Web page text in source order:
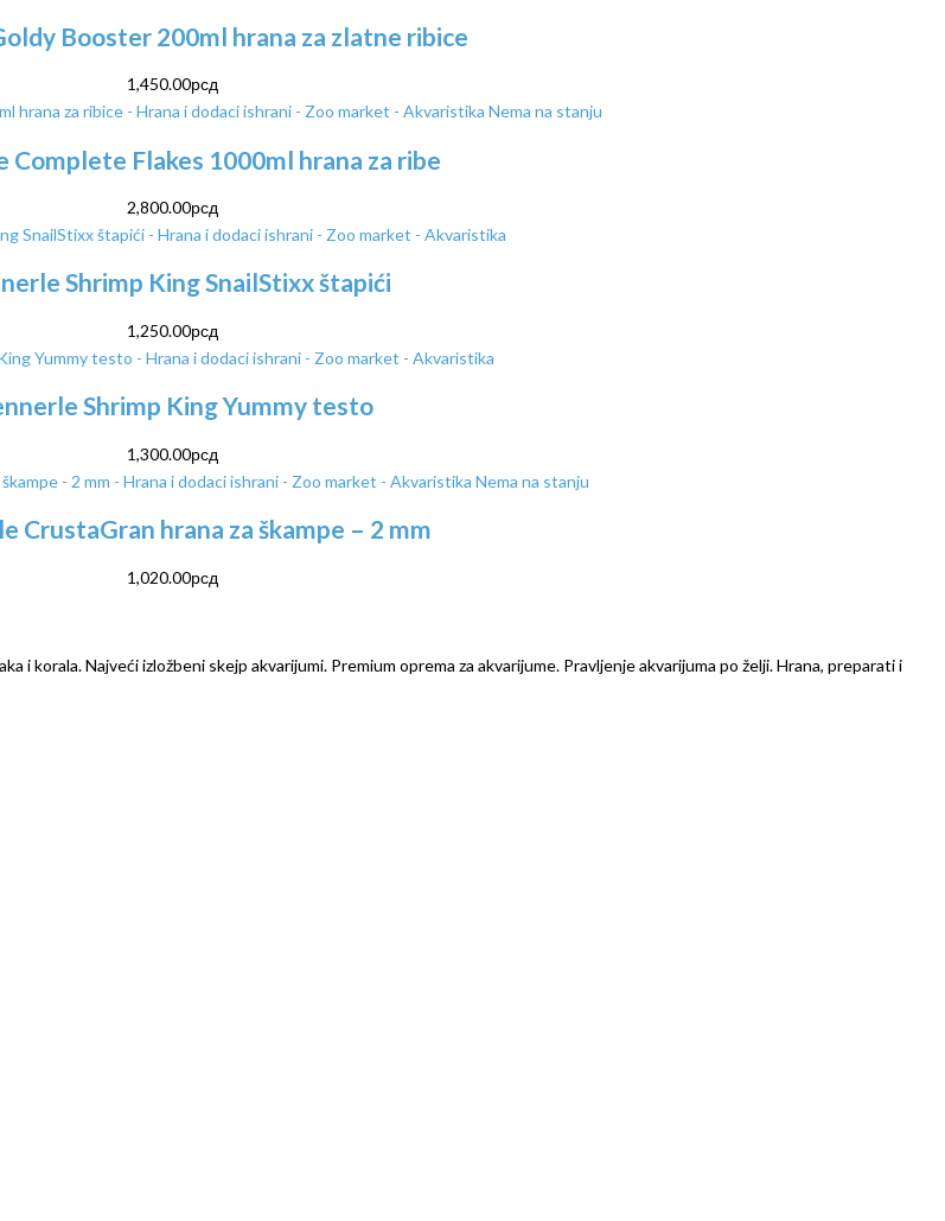
Booster 200ml hrana za zlatne ribice
1,450.00рсд
Nema na stanju
Complete Flakes 1000ml hrana za ribe
2,800.00рсд
Shrimp King SnailStixx štapići
1,250.00рсд
Shrimp King Yummy testo
1,300.00рсд
Nema na stanju
CrustaGran hrana za škampe – 2 mm
1,020.00рсд
korala. Najveći izložbeni skejp akvarijumi. Premium oprema za akvarijume. Pravljenje akvarijuma po želji. Hrana, preparati i